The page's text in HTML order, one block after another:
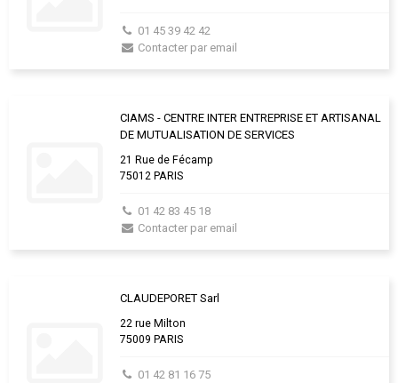
01 45 39 42 42
Contacter par email
CIAMS - CENTRE INTER ENTREPRISE ET ARTISANAL
DE MUTUALISATION DE SERVICES
21 Rue de Fécamp
75012 PARIS
01 42 83 45 18
Contacter par email
CLAUDEPORET Sarl
22 rue Milton
75009 PARIS
01 42 81 16 75